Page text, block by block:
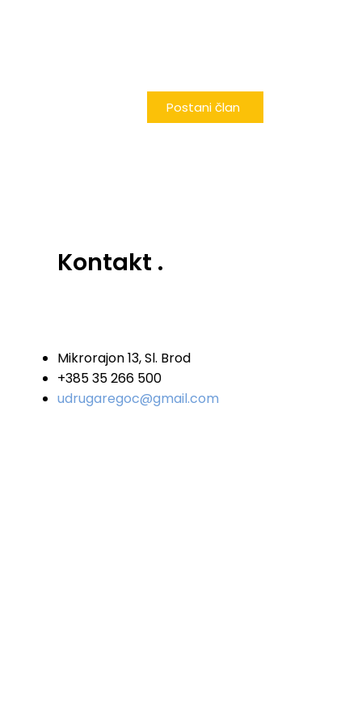
Postani član
Kontakt .
Mikrorajon 13, Sl. Brod
+385 35 266 500
udrugaregoc@gmail.com